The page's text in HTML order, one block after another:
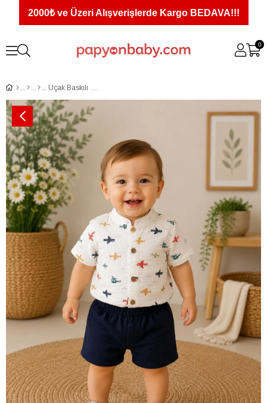
2000₺ ve Üzeri Alışverişlerde Kargo BEDAVA!!!
0
Uçak Baskılı Gömlekli Şortlu Erkek Bebek Müslin Takım (6-9/9-12/12-18 Ay)